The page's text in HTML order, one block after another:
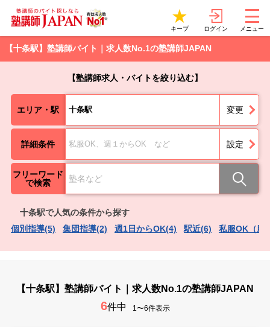
キープ ログイン メニュー
【十条駅】塾講師バイト｜求人数No.1の塾講師JAPAN
【塾講師求人・バイトを絞り込む】
エリア・駅 十条駅 変更
詳細条件 私服OK、週１からOK など 設定
フリーワード
で検索
十条駅で人気の条件から探す
個別指導(5)
集団指導(2) 週1日からOK(4) 駅近(6) 私服OK（服
【十条駅】塾講師バイト｜求人数No.1の塾講師JAPAN
6件中 1〜6件表示